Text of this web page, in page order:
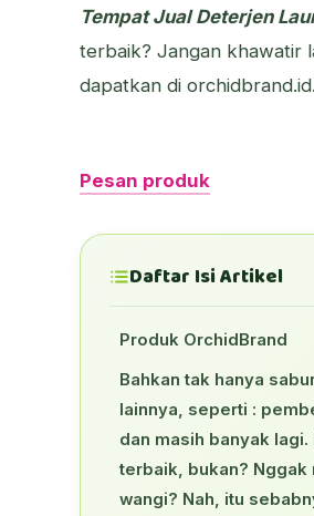
Tempat Jual Deterjen
terbaik? Jangan khawatir
dapatkan di orchidbrand.id.
Pesan produk
Daftar Isi Artikel
Produk OrchidBrand
Bahkan tak hanya
lainnya, seperti :
dan masih banyak
terbaik, bukan? Nggak
wangi? Nah, itu